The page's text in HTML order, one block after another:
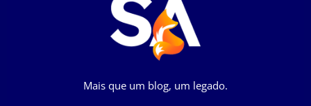
Mais que um blog, um legado.